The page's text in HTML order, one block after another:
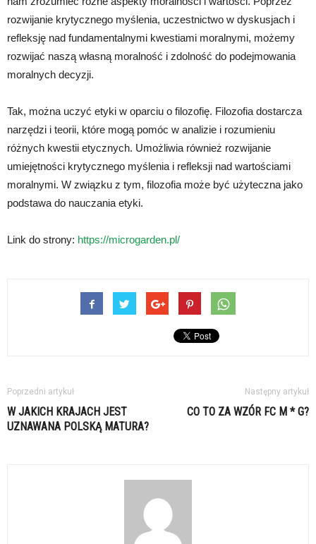
rozwijanie krytycznego myślenia, uczestnictwo w dyskusjach i
refleksję nad fundamentalnymi kwestiami moralnymi, możemy
rozwijać naszą własną moralność i zdolność do podejmowania
moralnych decyzji.
Tak, można uczyć etyki w oparciu o filozofię. Filozofia dostarcza
narzędzi i teorii, które mogą pomóc w analizie i rozumieniu
różnych kwestii etycznych. Umożliwia również rozwijanie
umiejętności krytycznego myślenia i refleksji nad wartościami
moralnymi. W związku z tym, filozofia może być użyteczna jako
podstawa do nauczania etyki.
Link do strony: https://microgarden.pl/
Poprzedni artykuł
W JAKICH KRAJACH JEST
UZNAWANA POLSKĄ MATURA?
Następny artykuł
CO TO ZA WZÓR FC M * G?